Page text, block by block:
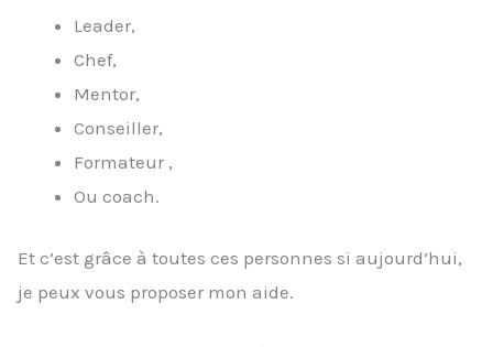
Leader,
Chef,
Mentor,
Conseiller,
Formateur ,
Ou coach.
Et c’est grâce à toutes ces personnes si aujourd’hui,
je peux vous proposer mon aide.